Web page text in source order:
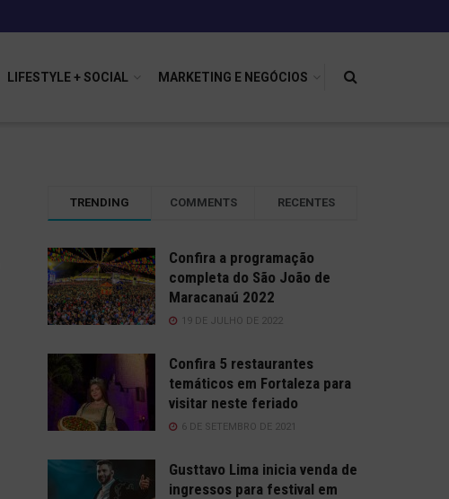
LIFESTYLE + SOCIAL MARKETING E NEGÓCIOS
TRENDING COMMENTS RECENTES
Confira a programação
completa do São João de
Maracanaú 2022
19 DE JULHO DE 2022
Confira 5 restaurantes
temáticos em Fortaleza para
visitar neste feriado
6 DE SETEMBRO DE 2021
Gusttavo Lima inicia venda de
ingressos para festival em